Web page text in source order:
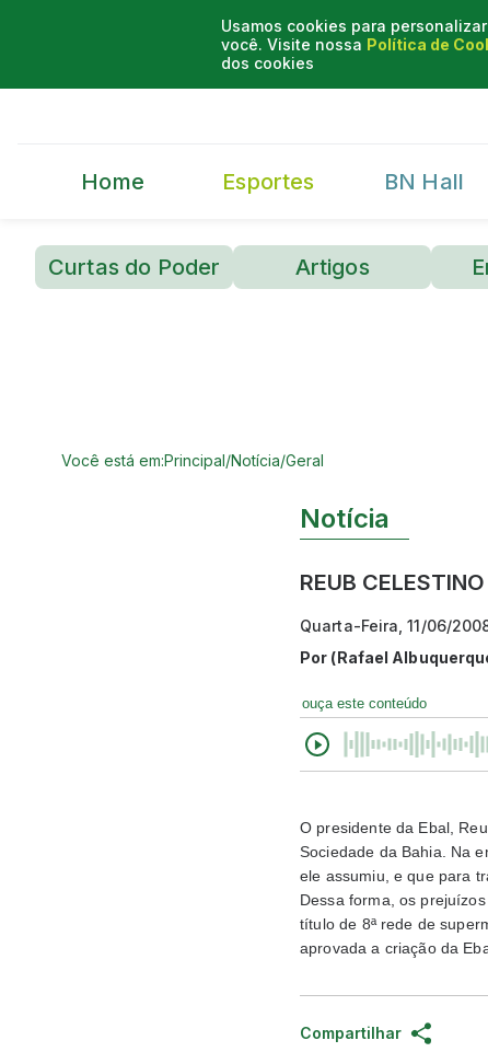
Usamos cookies para
você. Visite nossa Política de
dos cookies
Home Esportes BN Hall
Curtas do Poder Artigos
Você está em:Principal/Notícia/Geral
Notícia
REUB
Quarta-Feira, 11/06/
Por (Rafael
ouça este conteúdo
O presidente da Ebal,
Sociedade da Bahia. Na
ele assumiu, e que para
Dessa forma, os
título de 8ª rede de
aprovada a criação da
Compartilhar